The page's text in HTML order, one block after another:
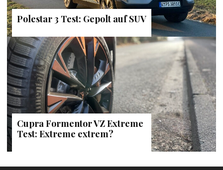
Polestar 3 Test: Gepolt auf SUV
Cupra Formentor VZ Extreme
Test: Extreme extrem?